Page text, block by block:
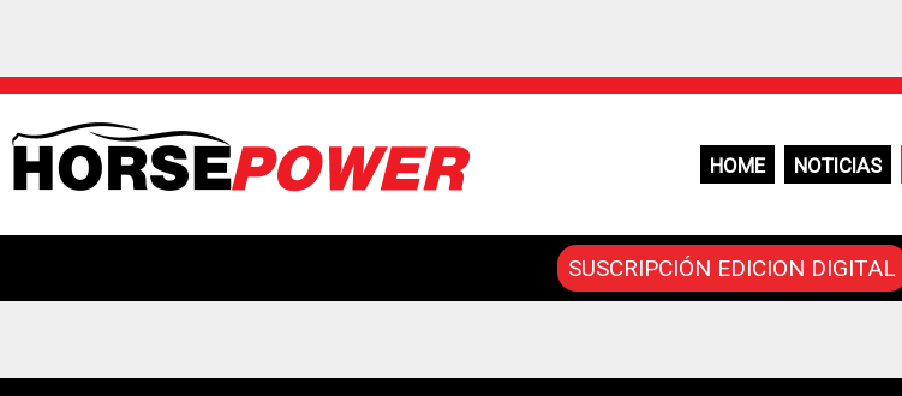
HOME NOTICIAS
SUSCRIPCIÓN EDICION DIGITAL